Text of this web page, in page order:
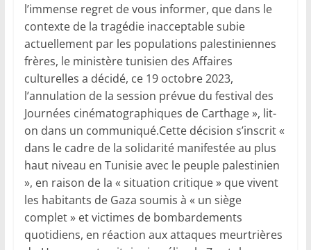
l’immense regret de vous informer, que dans le
contexte de la tragédie inacceptable subie
actuellement par les populations palestiniennes
frères, le ministère tunisien des Affaires
culturelles a décidé, ce 19 octobre 2023,
l’annulation de la session prévue du festival des
Journées cinématographiques de Carthage », lit-
on dans un communiqué.Cette décision s’inscrit «
dans le cadre de la solidarité manifestée au plus
haut niveau en Tunisie avec le peuple palestinien
», en raison de la « situation critique » que vivent
les habitants de Gaza soumis à « un siège
complet » et victimes de bombardements
quotidiens, en réaction aux attaques meurtrières